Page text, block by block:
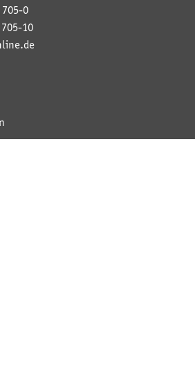
0
10